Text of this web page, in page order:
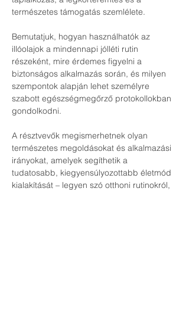
természetes támogatás szemlélete.
Bemutatjuk, hogyan használhatók az
illóolajok a mindennapi jólléti rutin
részeként, mire érdemes figyelni a
biztonságos alkalmazás során, és milyen
szempontok alapján lehet személyre
szabott egészségmegőrző protokollokban
gondolkodni.
A résztvevők megismerhetnek olyan
természetes megoldásokat és alkalmazási
irányokat, amelyek segíthetik a
tudatosabb, kiegyensúlyozottabb életmód
kialakítását – legyen szó otthoni rutinokról,